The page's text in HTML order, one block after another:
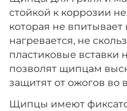
стойкой к коррозии
которая не
нагревается, не
пластиковые вставки
позволят щипцам
защитят от ожогов во
Щипцы имеют